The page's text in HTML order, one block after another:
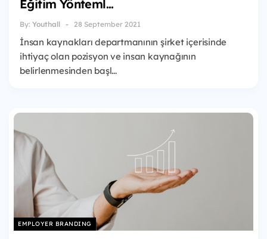
Eğitim Yönteml...
By: Youthall 28 September 2021
İnsan kaynakları departmanının şirket içerisinde
ihtiyaç olan pozisyon ve insan kaynağının
belirlenmesinden başl...
EMPLOYER BRANDING